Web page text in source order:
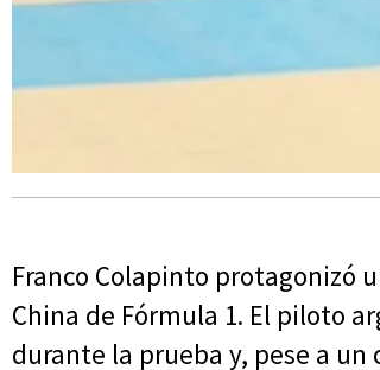
Franco Colapinto protagonizó
China de Fórmula 1. El piloto
durante la prueba y, pese a un